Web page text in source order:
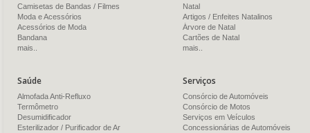
Camisetas de Bandas / Filmes
Moda e Acessórios
Acessórios de Moda
Bandana
mais..
Natal
Artigos / Enfeites Natalinos
Árvore de Natal
Cartões de Natal
mais..
Saúde
Almofada Anti-Refluxo
Termômetro
Desumidificador
Esterilizador / Purificador de Ar
Serviços
Consórcio de Automóveis
Consórcio de Motos
Serviços em Veículos
Concessionárias de Automóveis